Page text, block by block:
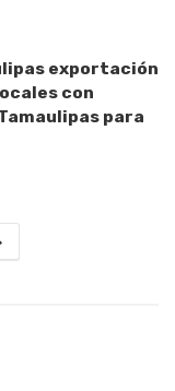
exportación
con
para